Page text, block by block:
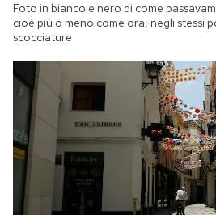
Foto in bianco e nero di come
cioè più o meno come ora, negli stessi
scocciature